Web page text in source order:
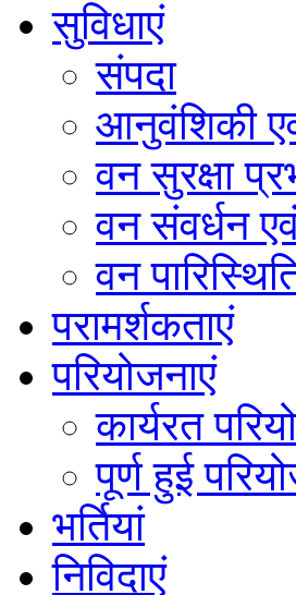
सुविधाएं
संपदा
आनुवंशिकी
वन सुरक्षा
वन संवर्धन
वन
परामर्शकताएं
परियोजनाएं
कार्यरत
पूर्ण हुई
भर्तियां
निविदाएं